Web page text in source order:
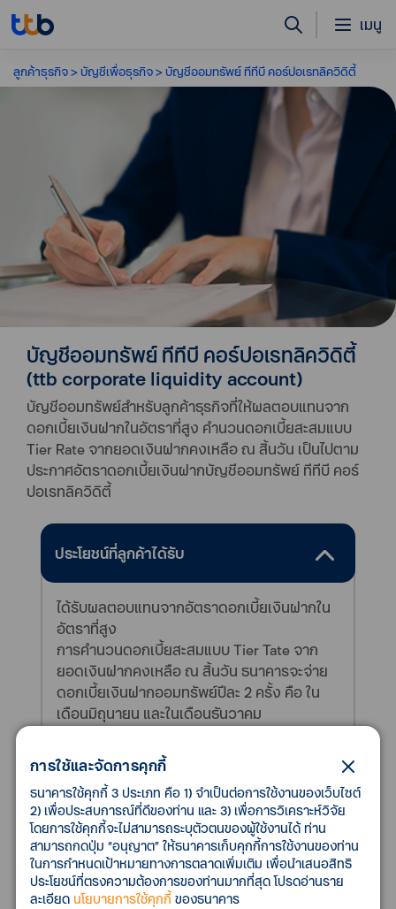
เมนู
ลูกค้าธุรกิจ บัญชีเพื่อธุรกิจ บัญชีออมทรัพย์ ทีทีบี คอร์ปอเรทลิควิดิตี้
บัญชีออมทรัพย์ ทีทีบี คอร์ปอเรทลิควิดิตี้
(ttb corporate liquidity account)
บัญชีออมทรัพย์สำหรับลูกค้าธุรกิจที่ให้ผลตอบแทนจาก
ดอกเบี้ยเงินฝากในอัตราที่สูง คำนวนดอกเบี้ยสะสมแบบ
Tier Rate จากยอดเงินฝากคงเหลือ ณ สิ้นวัน เป็นไปตาม
ประกาศอัตราดอกเบี้ยเงินฝากบัญชีออมทรัพย์ ทีทีบี คอร์
ปอเรทลิควิดิตี้
ประโยชน์ที่ลูกค้าได้รับ
ได้รับผลตอบแทนจากอัตราดอกเบี้ยเงินฝากใน
อัตราที่สูง
การคำนวนดอกเบี้ยสะสมแบบ Tier Tate จาก
ยอดเงินฝากคงเหลือ ณ สิ้นวัน ธนาคารจะจ่าย
ดอกเบี้ยเงินฝากออมทรัพย์ปีละ 2 ครั้ง คือ ใน
เดือนมิถุนายน และในเดือนธันวาคม
คุณสมบัติของลูกค้า
เอกสารประกอบการสมัคร
การใช้และจัดการคุกกี้
ธนาคารใช้คุกกี้ 3 ประเภท คือ 1) จำเป็นต่อการใช้งานของเว็บไซต์
2) เพื่อประสบการณ์ที่ดีของท่าน และ 3) เพื่อการวิเคราะห์วิจัย
โดยการใช้คุกกี้จะไม่สามารถระบุตัวตนของผู้ใช้งานได้ ท่าน
สามารถกดปุ่ม “อนุญาต” ให้ธนาคารเก็บคุกกี้การใช้งานของท่าน
ในการกำหนดเป้าหมายทางการตลาดเพิ่มเติม เพื่อนำเสนอสิทธิ
ประโยชน์ที่ตรงความต้องการของท่านมากที่สุด โปรดอ่านราย
ละเอียด นโยบายการใช้คุกกี้ของธนาคาร